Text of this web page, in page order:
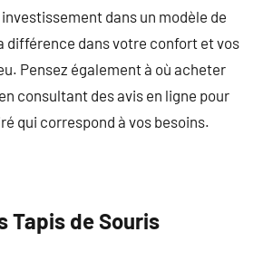
dans un modèle de
différence dans votre confort et vos
Pensez également à où acheter
consultant des avis en ligne pour
qui correspond à vos besoins.
Tapis de Souris